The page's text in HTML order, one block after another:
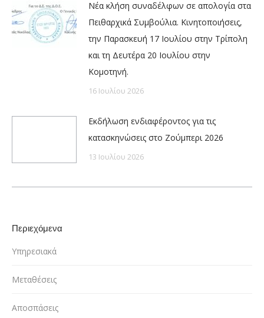
Νέα κλήση συναδέλφων σε απολογία στα
Πειθαρχικά Συμβούλια. Κινητοποιήσεις,
την Παρασκευή 17 Ιουλίου στην Τρίπολη
και τη Δευτέρα 20 Ιουλίου στην
Κομοτηνή.
16 Ιουλίου 2026
Εκδήλωση ενδιαφέροντος για τις
κατασκηνώσεις στο Ζούμπερι 2026
13 Ιουλίου 2026
Περιεχόμενα
Υπηρεσιακά
Μεταθέσεις
Αποσπάσεις